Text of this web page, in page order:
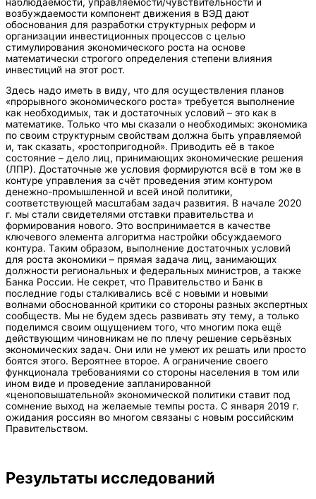
возбуждаемости компонент движения в ВЭД дают
обоснования для разработки структурных реформ и
организации инвестиционных процессов с целью
стимулирования экономического роста на основе
математически строгого определения степени влияния
инвестиций на этот рост.
Здесь надо иметь в виду, что для осуществления планов
«прорывного экономического роста» требуется выполнение
как необходимых, так и достаточных условий – это как в
математике. Только что мы сказали о необходимых: экономика
по своим структурным свойствам должна быть управляемой
и, так сказать, «ростопригодной». Приводить её в такое
состояние – дело лиц, принимающих экономические решения
(ЛПР). Достаточные же условия формируются всё в том же в
контуре управления за счёт проведения этим контуром
денежно-промышленной и всей иной политики,
соответствующей масштабам задач развития. В начале 2020
г. мы стали свидетелями отставки правительства и
формирования нового. Это воспринимается в качестве
ключевого элемента алгоритма настройки обсуждаемого
контура. Таким образом, выполнение достаточных условий
для роста экономики – прямая задача лиц, занимающих
должности региональных и федеральных министров, а также
Банка России. Не секрет, что Правительство и Банк в
последние годы сталкивались всё с новыми и новыми
волнами обоснованной критики со стороны разных экспертных
сообществ. Мы не будем здесь развивать эту тему, а только
поделимся своим ощущением того, что многим пока ещё
действующим чиновникам не по плечу решение серьёзных
экономических задач. Они или не умеют их решать или просто
боятся этого. Вероятнее второе. А ограничение своего
функционала требованиями со стороны населения в том или
ином виде и проведение запланированной
«ценоповышательной» экономической политики ставит под
сомнение выход на желаемые темпы роста. С января 2019 г.
ожидания россиян во многом связаны с новым российским
Правительством.
Результаты исследований